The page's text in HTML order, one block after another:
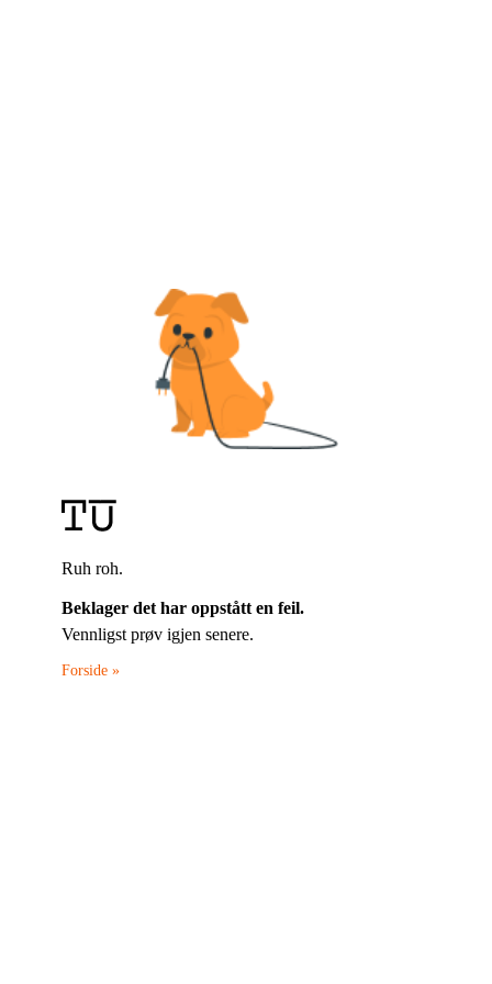
Ruh roh.
Beklager det har oppstått en feil.
Vennligst prøv igjen senere.
Forside »